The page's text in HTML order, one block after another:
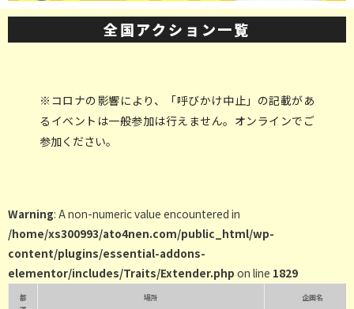
全国アクション一覧
※コロナの影響により、「呼びかけ中止」の記載があ
るイベントは一般参加は行えません。オンラインでご
参加ください。
Warning: A non-numeric value encountered in
/home/xs300993/ato4nen.com/public_html/wp-
content/plugins/essential-addons-
elementor/includes/Traits/Extender.php on line 1829
都
場所 企画名